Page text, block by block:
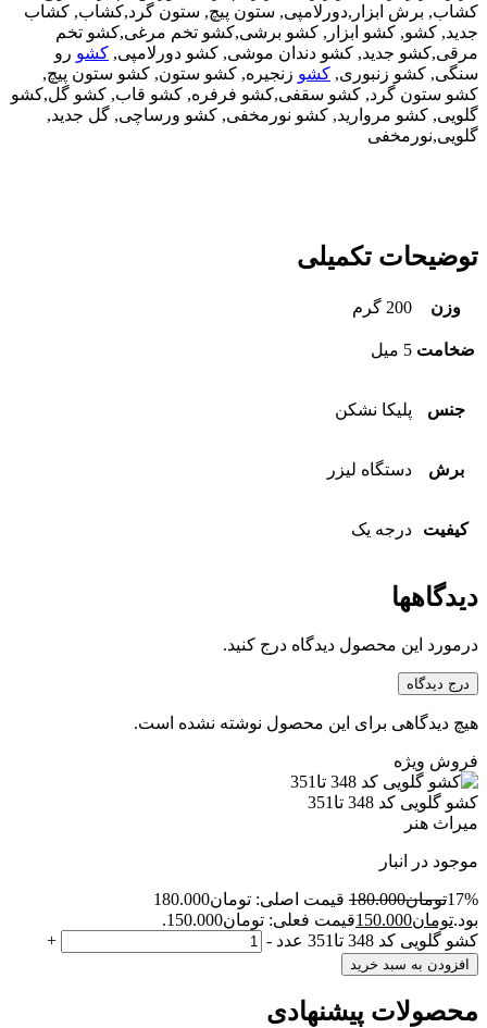
کشاب, برش ابزار,دورلامپی, ستون پیچ, ستون گرد,کشاب, کشاب
جدید, کشو, کشو ابزار, کشو برشی,کشو تخم مرغی,کشو تخم
مرقی,کشو جدید, کشو دندان موشی, کشو دورلامپی, کشو رو
سنگی, کشو زنبوری, کشو زنجیره, کشو ستون, کشو ستون پیچ,
کشو ستون گرد, کشو سقفی,کشو فرفره, کشو قاب, کشو گل,کشو
گلویی, کشو مروارید, کشو نورمخفی, کشو ورساچی, گل جدید,
گلویی,نورمخفی
توضیحات تکمیلی
وزن 200 گرم
ضخامت 5 میل
جنس پلیکا نشکن
برش دستگاه لیزر
کیفیت درجه یک
دیدگاهها
درمورد این محصول دیدگاه درج کنید.
درج دیدگاه
هیچ دیدگاهی برای این محصول نوشته نشده است.
فروش ویژه
کشو گلویی کد 348 تا351
میراث هنر
موجود در انبار
17%تومان180.000
قیمت اصلی: تومان180.000
بود.تومان150.000قیمت فعلی: تومان150.000.
کشو گلویی کد 348 تا351 عدد
-
+
افزودن به سبد خرید
محصولات پیشنهادی